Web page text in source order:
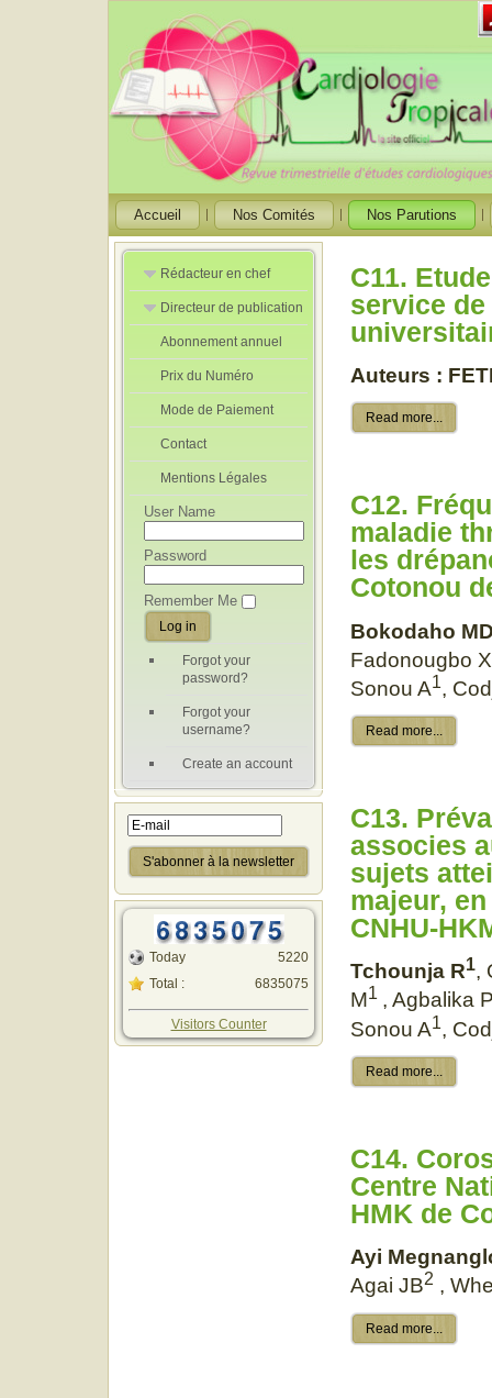
Accueil Nos Comités Nos Parutions
Rédacteur en chef
Rédacteurs en
Chef Adjoint
Directeur de publication
Directeur de
publication
adjoint
Abonnement annuel
Prix du Numéro
Mode de Paiement
Contact
Mentions Légales
User Name
Password
Remember Me
Forgot your
password?
Forgot your
username?
Create an account
Today
Total :
5220
6835075
Visitors Counter
C11.
service
Auteurs :
Read more...
C12.
maladie
les
Cotonou
Bokodaho
Fadonougbo X
Sonou A1,
Read more...
C13.
associes
sujets
majeur,
CNHU-
Tchounja R1,
M1 , Agbalika
Sonou A1,
Read more...
C14.
Centre
HMK de
Ayi
Agai JB2 ,
Read more...